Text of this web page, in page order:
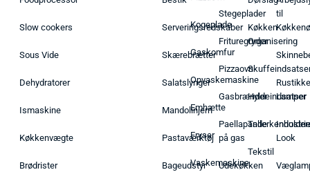
Slow cookers
Sous Vide
Dehydratorer
Ismaskine
Køkkenvægte
Brødrister
Serveringsredskaber
Skærebrætter
Salatslynger
Mandolinjern
Pastaværktøj
Bageudstyr
Kogeplade
Gaskomfur
Opvaskemaskine
Emhætte
Fryser
Vaskemaskine
Stegeplader
Frituregryder
Pizzaovn
Gasbrænder
Paellapande
på gas
Udekøkken
Køkken
Organisering
Hyldeindsatser
Tekstil
til
Rustikke
Lamper
Look